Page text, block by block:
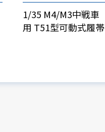
1/35 M4/M3中戦車
用 T51型可動式履帯